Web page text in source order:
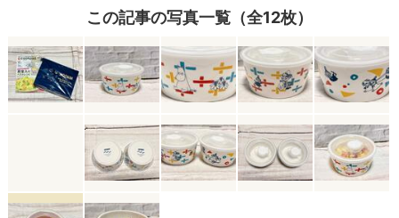
この記事の写真一覧（全12枚）